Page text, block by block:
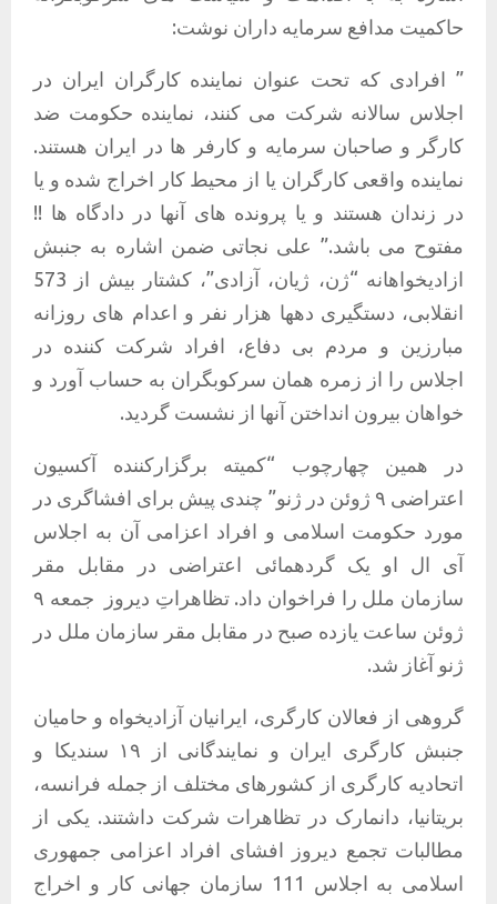
حاکمیت مدافع سرمایه داران نوشت:
” افرادی که تحت عنوان نماینده کارگران ایران در
اجلاس سالانه شرکت می کنند، نماینده حکومت ضد
کارگر و صاحبان سرمایه و کارفر ها در ایران هستند.
نماینده واقعی کارگران یا از محیط کار اخراج شده و یا
در زندان هستند و یا پرونده های آنها در دادگاه ها !!
مفتوح می باشد.” علی نجاتی ضمن اشاره به جنبش
ازادیخواهانه “ژن، ژیان، آزادی”، کشتار بیش از 573
انقلابی، دستگیری دهها هزار نفر و اعدام های روزانه
مبارزین و مردم بی دفاع، افراد شرکت کننده در
اجلاس را از زمره همان سرکوبگران به حساب آورد و
خواهان بیرون انداختن آنها از نشست گردید.
در همین چهارچوب “کمیته برگزارکننده آکسیون
اعتراضی ۹ ژوئن در ژنو” چندی پیش برای افشاگری در
مورد حکومت اسلامی و افراد اعزامی آن به اجلاس
آی ال او یک گردهمائی اعتراضی در مقابل مقر
سازمان ملل را فراخوان داد.تظاهراتِ دیروز
جمعه ۹
ژوئن ساعت یازده صبح در مقابل مقر سازمان ملل در
ژنو آغاز شد.
گروهی از فعالان کارگری، ایرانیان آزادیخواه و حامیان
جنبش کارگری ایران و نمایندگانی از ۱۹ سندیکا و
اتحادیه کارگری از کشورهای مختلف از جمله فرانسه،
بریتانیا، دانمارک در تظاهرات شرکت داشتند. یکی از
مطالبات تجمع دیروز افشای افراد اعزامی جمهوری
اسلامی به اجلاس 111 سازمان جهانی کار و اخراج